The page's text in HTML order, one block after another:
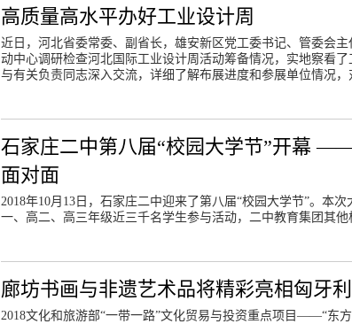
高质量高水平办好工业设计周
近日，河北省委常委、副省长，雄安新区党工委书记、管委会
动中心调研检查河北国际工业设计周活动筹备情况，实地察看了
与有关负责同志深入交流，详细了解布展进度和参展单位情况，
石家庄二中第八届“校园大学节”开幕
面对面
2018年10月13日，石家庄二中迎来了第八届“校园大学节”。本
一、高二、高三年级近三千名学生参与活动，二中教育集团其他
廊坊书画与非遗艺术品将精彩亮相匈牙利
2018文化和旅游部“一带一路”文化贸易与投资重点项目——“东